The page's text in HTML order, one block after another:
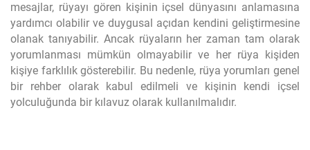
mesajlar, rüyayı gören kişinin içsel dünyasını anlamasına
yardımcı olabilir ve duygusal açıdan kendini geliştirmesine
olanak tanıyabilir. Ancak rüyaların her zaman tam olarak
yorumlanması mümkün olmayabilir ve her rüya kişiden
kişiye farklılık gösterebilir. Bu nedenle, rüya yorumları genel
bir rehber olarak kabul edilmeli ve kişinin kendi içsel
yolculuğunda bir kılavuz olarak kullanılmalıdır.